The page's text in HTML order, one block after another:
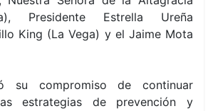
Presidente Estrella Ureña
King (La Vega) y el Jaime Mota
su compromiso de continuar
estrategias de prevención y